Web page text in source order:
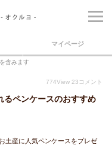
マイページ
含みます
774View 23 コメント
るペンケースのおすすめ
土産に人気ペンケースをプレゼ